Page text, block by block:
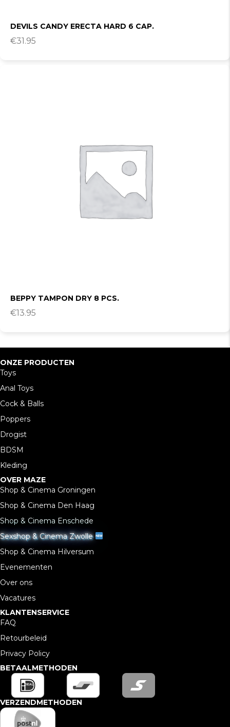
DEVILS CANDY ERECTA HARD 6 CAP.
€31.95
BEPPY TAMPON DRY 8 PCS.
€13.95
ONZE PRODUCTEN
Toys
Anal Toys
Cock & Balls
Poppers
Drogist
BDSM
Kleding
OVER MAZE
Shop & Cinema Groningen
Shop & Cinema Den Haag
Shop & Cinema Enschede
Sexshop & Cinema Zwolle
Shop & Cinema Hilversum
Evenementen
Over ons
Vacatures
KLANTENSERVICE
FAQ
Retourbeleid
Privacy Policy
BETAALMETHODEN
VERZENDMETHODEN